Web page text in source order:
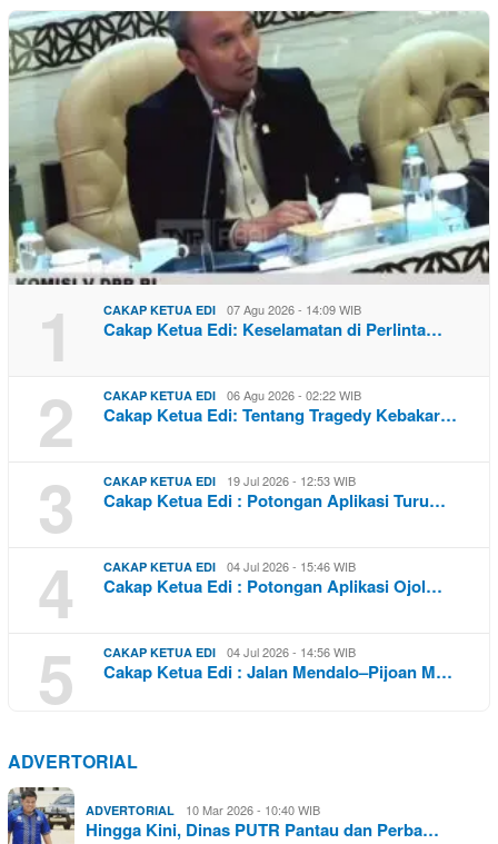
1 CAKAP KETUA EDI 07 Agu 2026 - 14:09 WIB
Cakap Ketua Edi: Keselamatan di Perlinta…
2 CAKAP KETUA EDI 06 Agu 2026 - 02:22 WIB
Cakap Ketua Edi: Tentang Tragedy Kebakar…
3 CAKAP KETUA EDI 19 Jul 2026 - 12:53 WIB
Cakap Ketua Edi : Potongan Aplikasi Turu…
4 CAKAP KETUA EDI 04 Jul 2026 - 15:46 WIB
Cakap Ketua Edi : Potongan Aplikasi Ojol…
5 CAKAP KETUA EDI 04 Jul 2026 - 14:56 WIB
Cakap Ketua Edi : Jalan Mendalo–Pijoan M…
ADVERTORIAL
ADVERTORIAL 10 Mar 2026 - 10:40 WIB
Hingga Kini, Dinas PUTR Pantau dan Perba…